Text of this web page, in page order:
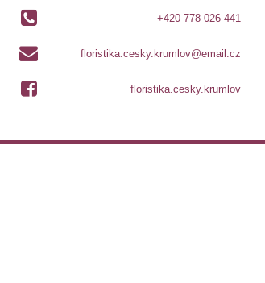
+420 778 026 441
floristika.cesky.krumlov@email.cz
floristika.cesky.krumlov